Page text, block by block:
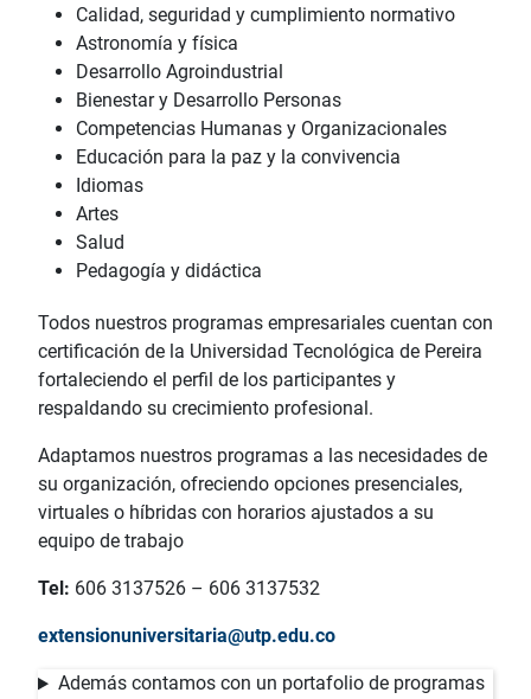
Calidad, seguridad y cumplimiento normativo
Astronomía y física
Desarrollo Agroindustrial
Bienestar y Desarrollo Personas
Competencias Humanas y Organizacionales
Educación para la paz y la convivencia
Idiomas
Artes
Salud
Pedagogía y didáctica
Todos nuestros programas empresariales cuentan con
certificación de la Universidad Tecnológica de Pereira
fortaleciendo el perfil de los participantes y
respaldando su crecimiento profesional.
Adaptamos nuestros programas a las necesidades de
su organización, ofreciendo opciones presenciales,
virtuales o híbridas con horarios ajustados a su
equipo de trabajo
Tel: 606 3137526 – 606 3137532
extensionuniversitaria@utp.edu.co
Además contamos con un portafolio de programas